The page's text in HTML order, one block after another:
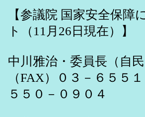
【参議院 国家安全保
ト（11月26日現在）】
中川雅治・委員長（自民
（FAX）０３－６５５
５５０－０９０４